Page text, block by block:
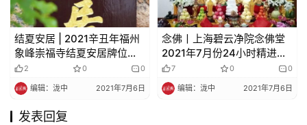
结夏安居 | 2021辛丑年福州
象峰崇福寺结夏安居牌位线
上登记（最新版）
2 0 0
编辑：泷中 2021年7月6日
念佛丨上海碧云净院念佛堂
2021年7月份24小时精进念
佛通告
7 0 0
编辑：泷中 2021年7月6日
发表回复